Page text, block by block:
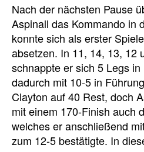
Nach der nächsten Pause
Aspinall das Kommando in
konnte sich als erster
absetzen. In 11, 14, 13, 12
schnappte er sich 5 Legs
dadurch mit 10-5 in
Clayton auf 40 Rest, doch
mit einem 170-Finish auch
welches er anschließend
zum 12-5 bestätigte. In